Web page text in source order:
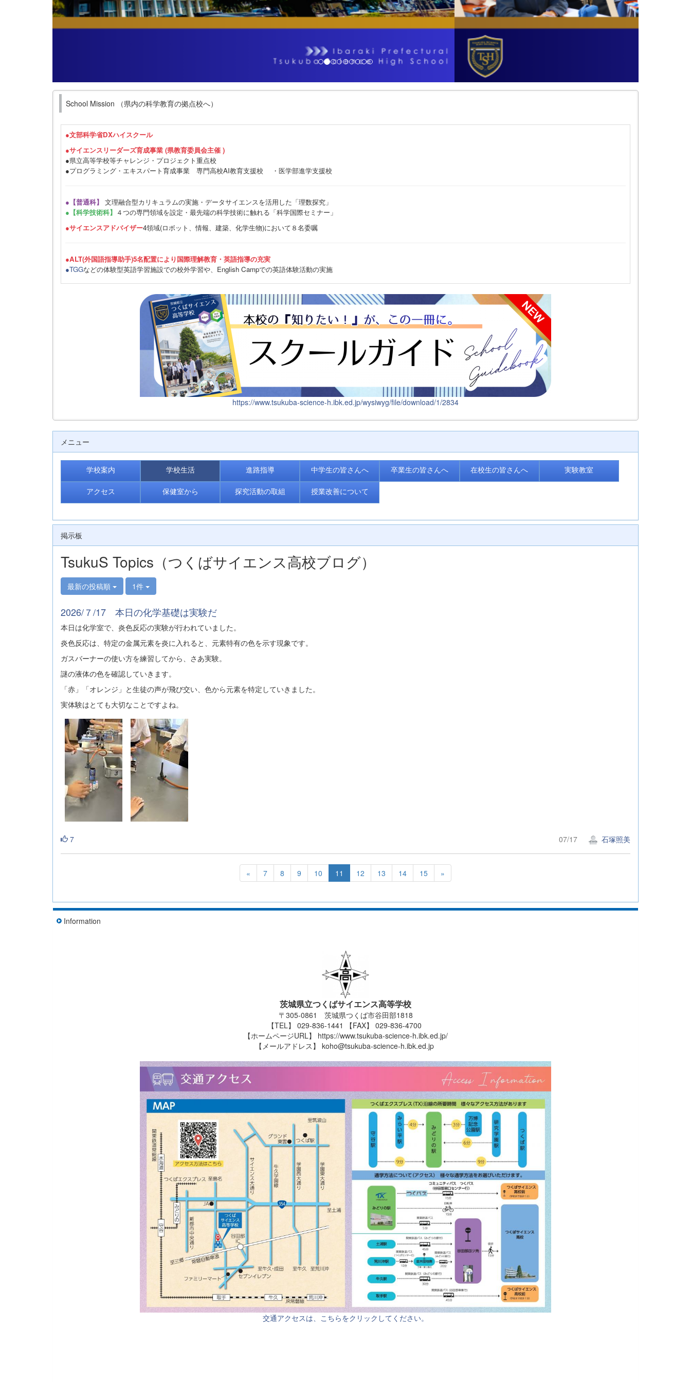
School Mission （県内の科学教育の拠点校へ）
●文部科学省DXハイスクール
●サイエンスリーダーズ育成事業 (県教育委員会主催 )
●県立高等学校等チャレンジ・プロジェクト重点校
●プログラミング・エキスパート育成事業 専門高校AI教育支援校 ・医学部進学支援校
●【普通科】 文理融合型カリキュラムの実施・データサイエンスを活用した「理数探究」
●【科学技術科】 ４つの専門領域を設定・最先端の科学技術に触れる「科学国際セミナー」
●サイエンスアドバイザー4領域(ロボット、情報、建築、化学生物)において８名委嘱
●ALT(外国語指導助手)5名配置により国際理解教育・英語指導の充実
●TGGなどの体験型英語学習施設での校外学習や、English Campでの英語体験活動の実施
https://www.tsukuba-science-h.ibk.ed.jp/wysiwyg/file/download/1/2834
メニュー
学校案内 学校生活 進路指導 中学生の皆さんへ 卒業生の皆さんへ 在校生の皆さんへ 実験教室
アクセス 保健室から 探究活動の取組 授業改善について
掲示板
TsukuS Topics（つくばサイエンス高校ブログ）
最新の投稿順 1件
2026/７/17 本日の化学基礎は実験だ
本日は化学室で、炎色反応の実験が行われていました。
炎色反応は、特定の金属元素を炎に入れると、元素特有の色を示す現象です。
ガスバーナーの使い方を練習してから、さあ実験。
謎の液体の色を確認していきます。
「赤」「オレンジ」と生徒の声が飛び交い、色から元素を特定していきました。
実体験はとても大切なことですよね。
7 07/17 石塚照美
« 7 8 9 10 11 12 13 14 15 »
Information
茨城県立つくばサイエンス高等学校
〒305-0861 茨城県つくば市谷田部1818
【TEL】 029-836-1441 【FAX】 029-836-4700
【ホームページURL】 https://www.tsukuba-science-h.ibk.ed.jp/
【メールアドレス】 koho@tsukuba-science-h.ibk.ed.jp
交通アクセスは、こちらをクリックしてください。